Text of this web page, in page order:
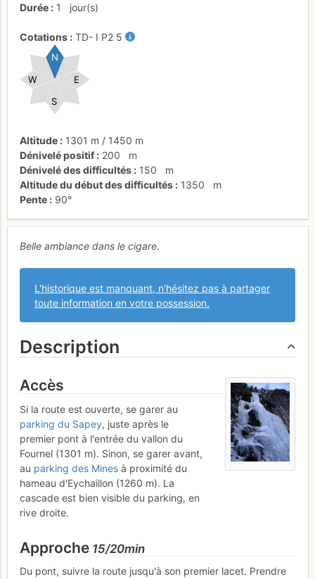
Durée
1 jour(s)
Cotations TD- I P2 5
E
W
S
N
Altitude 1301 m / 1450 m
Dénivelé positif
200
m
Dénivelé des difficultés
150
m
Altitude du début des difficultés
1350
m
Pente
90°
Belle ambiance dans le cigare.
L'historique est manquant, n'hésitez pas à partager
toute information en votre possession.
Description
Accès
Si la route est ouverte, se garer au
parking du Sapey, juste après le
premier pont à l'entrée du vallon du
Fournel (1301 m). Sinon, se garer avant,
au parking des Mines à proximité du
hameau d'Eychaillon (1260 m). La
cascade est bien visible du parking, en
rive droite.
Approche 15/20min
Du pont, suivre la route jusqu'à son premier lacet. Prendre